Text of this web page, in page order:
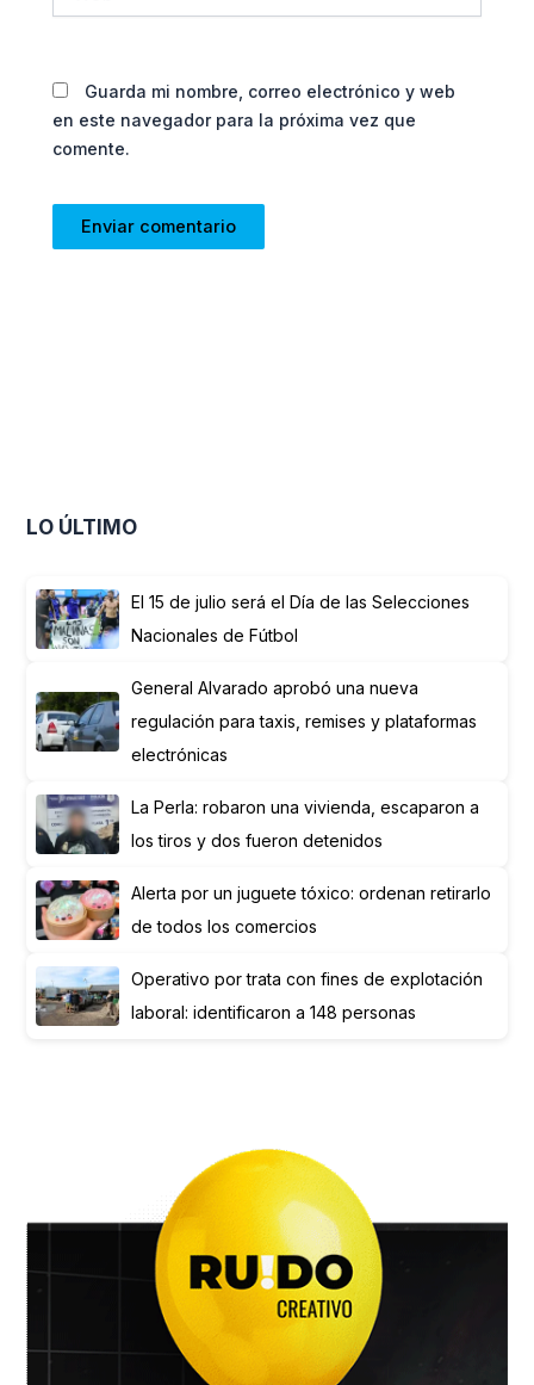
Guarda mi nombre, correo electrónico y web
en este navegador para la próxima vez que
comente.
LO ÚLTIMO
El 15 de julio será el Día de las Selecciones
Nacionales de Fútbol
General Alvarado aprobó una nueva
regulación para taxis, remises y plataformas
electrónicas
La Perla: robaron una vivienda, escaparon a
los tiros y dos fueron detenidos
Alerta por un juguete tóxico: ordenan retirarlo
de todos los comercios
Operativo por trata con fines de explotación
laboral: identificaron a 148 personas